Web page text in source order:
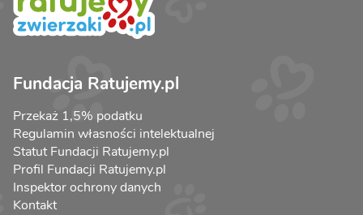
Fundacja Ratujemy.pl
Przekaż 1,5% podatku
Regulamin własności intelektualnej
Statut Fundacji Ratujemy.pl
Profil Fundacji Ratujemy.pl
Inspektor ochrony danych
Kontakt